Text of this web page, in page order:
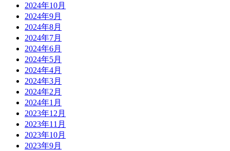
2024年10月
2024年9月
2024年8月
2024年7月
2024年6月
2024年5月
2024年4月
2024年3月
2024年2月
2024年1月
2023年12月
2023年11月
2023年10月
2023年9月